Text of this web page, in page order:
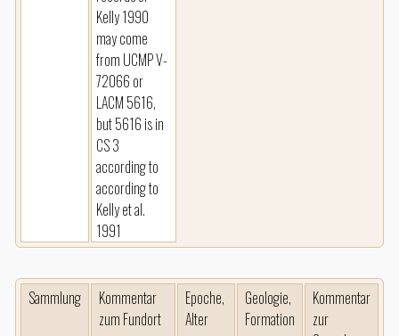
Kelly 1990
may come
from UCMP V-
72066 or
LACM 5616,
but 5616 is in
CS 3
according to
according to
Kelly et al.
1991
Sammlung
Kommentar
zum Fundort
Epoche,
Alter
Geologie,
Formation
Kommentar
zur